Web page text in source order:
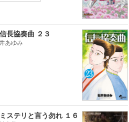
信長協奏曲 ２３
あゆみ
ミステリと言う勿れ １６